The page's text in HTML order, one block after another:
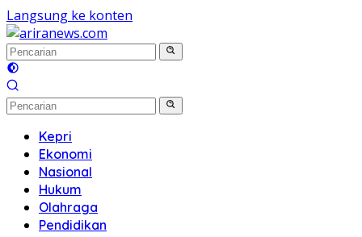
Langsung ke konten
Kepri
Ekonomi
Nasional
Hukum
Olahraga
Pendidikan